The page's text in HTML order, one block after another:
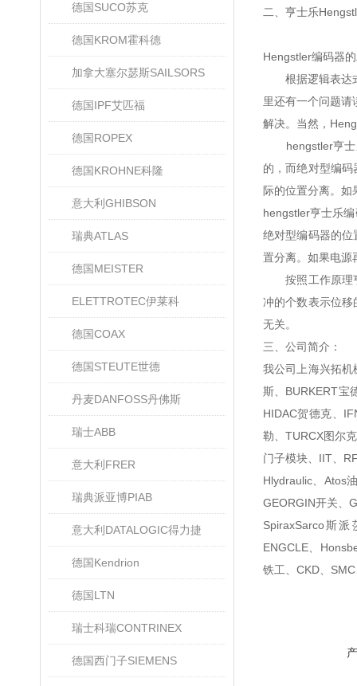
德国SUCO苏克
德国KROM霍科德
加拿大塞尔瑟斯SAILSORS
德国IPF艾匹福
德国ROPEX
德国KROHNE科隆
意大利GHIBSON
瑞典ATLAS
德国MEISTER
ELETTROTEC伊莱科
德国COAX
德国STEUTE世德
丹麦DANFOSS丹佛斯
瑞士ABB
意大利FRER
瑞典派亚博PIAB
意大利DATALOGIC得力捷
德国Kendrion
德国LTN
瑞士科瑞CONTRINEX
德国西门子SIEMENS
二、亨士乐
Hengstler编码器
根据逻辑表达式
里还有一个问题
解决。当然，
hengstler亨士乐
的，而绝对型编
际的位置分离。
hengstler亨士乐
绝对型编码器的
置分离。如果电源
按照工作原理亨
冲的个数表示位
无关。
三、公司简介：
我公司上海兴拓机
斯、BURKERT宝
HIDAC贺德克、
勒、TURCX图尔
门子模块、IIT、
Hlydraulic、Atos
GEORGIN开关、
SpiraxSarco斯派
ENGCLE、
铁工、CKD、